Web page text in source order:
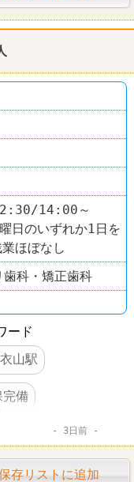
14:00～
のいずれか1日を
ほぼなし
科・矯正歯科
ード
山駅
完備
3日前
存リストに追加